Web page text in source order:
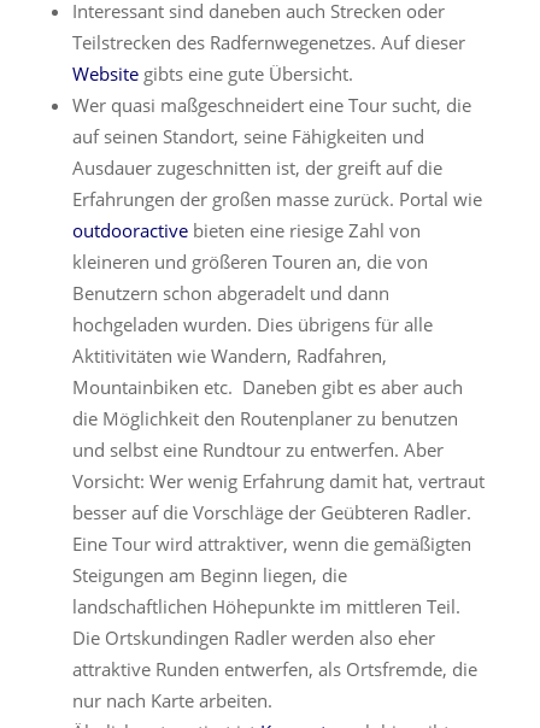
Interessant sind daneben auch Strecken oder
Teilstrecken des Radfernwegenetzes. Auf dieser
Websitegibts eine gute Übersicht.
Wer quasi maßgeschneidert eine Tour sucht, die
auf seinen Standort, seine Fähigkeiten und
Ausdauer zugeschnitten ist, der greift auf die
Erfahrungen der großen masse zurück. Portal wie
outdooractivebieten eine riesige Zahl von
kleineren und größeren Touren an, die von
Benutzern schon abgeradelt und dann
hochgeladen wurden. Dies übrigens für alle
Aktitivitäten wie Wandern, Radfahren,
Mountainbiken etc. Daneben gibt es aber auch
die Möglichkeit den Routenplaner zu benutzen
und selbst eine Rundtour zu entwerfen. Aber
Vorsicht: Wer wenig Erfahrung damit hat, vertraut
besser auf die Vorschläge der Geübteren Radler.
Eine Tour wird attraktiver, wenn die gemäßigten
Steigungen am Beginn liegen, die
landschaftlichen Höhepunkte im mittleren Teil.
Die Ortskundingen Radler werden also eher
attraktive Runden entwerfen, als Ortsfremde, die
nur nach Karte arbeiten.